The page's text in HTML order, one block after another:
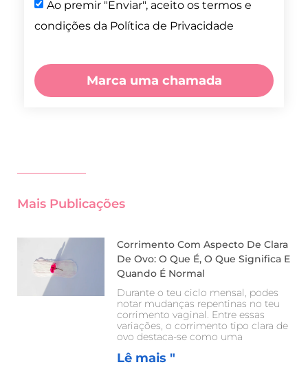
Ao premir "Enviar", aceito os termos e
condições da Política de Privacidade
Marca uma chamada
Mais Publicações
Corrimento Com Aspecto De Clara
De Ovo: O Que É, O Que Significa E
Quando É Normal
Durante o teu ciclo mensal, podes
notar mudanças repentinas no teu
corrimento vaginal. Entre essas
variações, o corrimento tipo clara de
ovo destaca-se como uma
Lê mais "